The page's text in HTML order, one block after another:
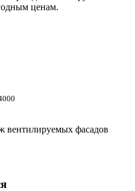
ценам.
вентилируемых фасадов